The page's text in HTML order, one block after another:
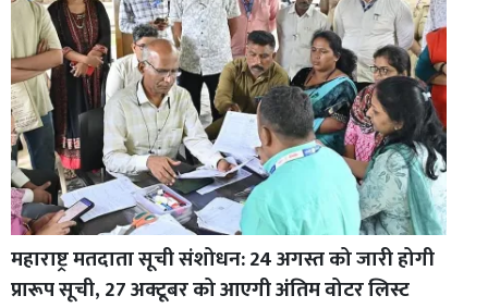
महाराष्ट्र मतदाता सूची संशोधन: 24 अगस्त को जारी होगी
प्रारूप सूची, 27 अक्टूबर को आएगी अंतिम वोटर लिस्ट